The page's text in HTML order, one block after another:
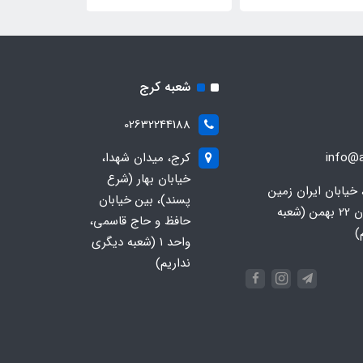
خیابان ایران زمین
جنوبی، خیابان 22 بهمن (شعبه
شعبه کرج
02632244188
کرج، میدان شهدا،
خیابان بهار (شرع
پسند)، بین خیابان
حافظ و حاج قاسمی،
واحد ۱ (شعبه دیگری
نداریم)